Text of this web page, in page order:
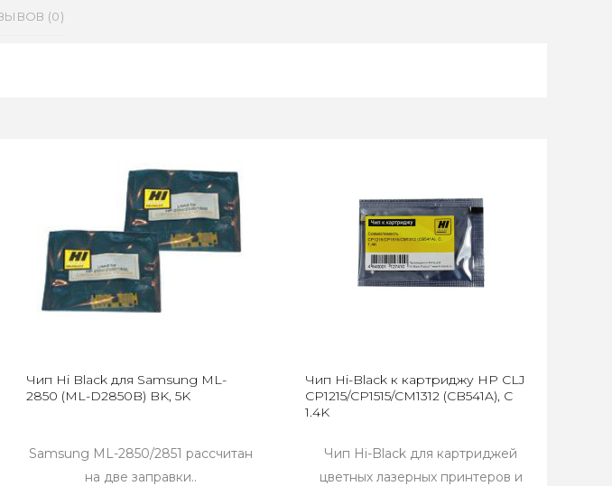
(0)
Чип Hi Black для Samsung ML-
2850 (ML-D2850B) BK, 5K
Samsung ML-2850/2851 рассчитан
на две заправки..
Чип Hi-Black к картриджу HP CLJ
CP1215/CP1515/CM1312 (CB541A), C
1.4K
Чип Hi-Black для картриджей
цветных лазерных принтеров и